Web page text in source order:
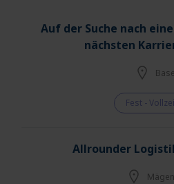
Auf der Suche nach
nächsten
Fest -
Allrounder